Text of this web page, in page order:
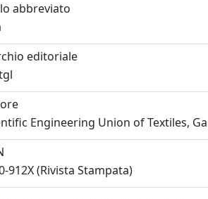
abbreviato
editoriale
Engineering Union of Textiles,
912X (Rivista Stampata)